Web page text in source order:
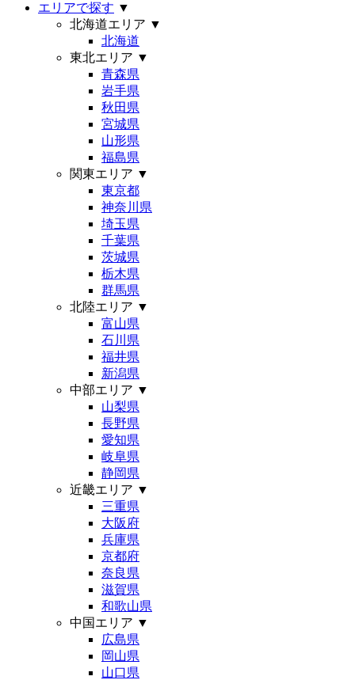
エリアで探す ▼
北海道エリア ▼
北海道
東北エリア ▼
青森県
岩手県
秋田県
宮城県
山形県
福島県
関東エリア ▼
東京都
神奈川県
埼玉県
千葉県
茨城県
栃木県
群馬県
北陸エリア ▼
富山県
石川県
福井県
新潟県
中部エリア ▼
山梨県
長野県
愛知県
岐阜県
静岡県
近畿エリア ▼
三重県
大阪府
兵庫県
京都府
奈良県
滋賀県
和歌山県
中国エリア ▼
広島県
岡山県
山口県